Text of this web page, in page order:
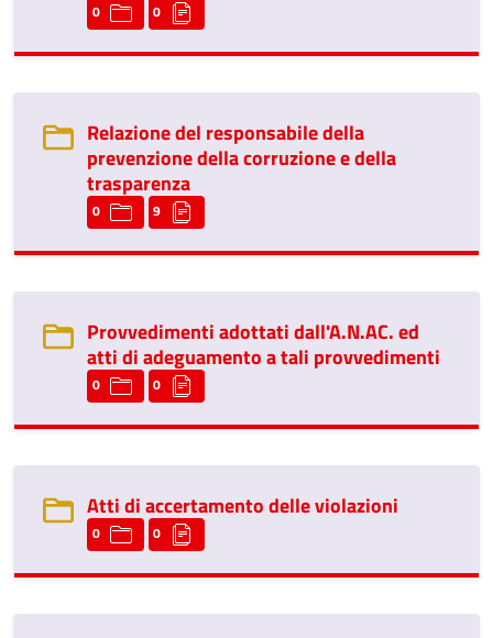
0 0
Relazione del responsabile della
prevenzione della corruzione e della
trasparenza
0 9
Provvedimenti adottati dall'A.N.AC. ed
atti di adeguamento a tali provvedimenti
0 0
Atti di accertamento delle violazioni
0 0